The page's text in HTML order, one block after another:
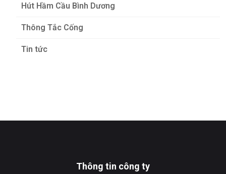
Hút Hầm Cầu Bình Dương
Thông Tắc Cống
Tin tức
Thông tin công ty